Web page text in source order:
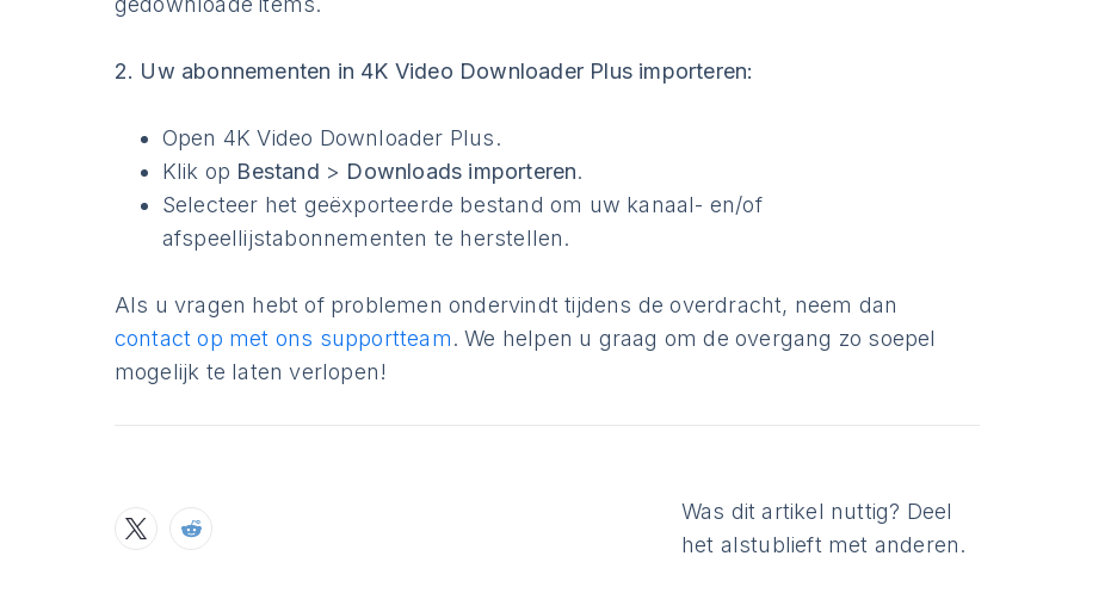
2. Uw abonnementen in 4K Video Downloader Plus importeren:
Open 4K Video Downloader Plus.
Klik op Bestand > Downloads importeren.
Selecteer het geëxporteerde bestand om uw kanaal- en/of
afspeellijstabonnementen te herstellen.
Als u vragen hebt of problemen ondervindt tijdens de overdracht, neem dan
contact op met ons supportteam. We helpen u graag om de overgang zo soepel
mogelijk te laten verlopen!
Was dit artikel nuttig? Deel
het alstublieft met anderen.